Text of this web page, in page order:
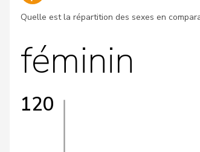
Quelle est la répartition des sexes en
féminin
120